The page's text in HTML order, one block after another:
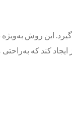
روش به‌ویژه در
کند که